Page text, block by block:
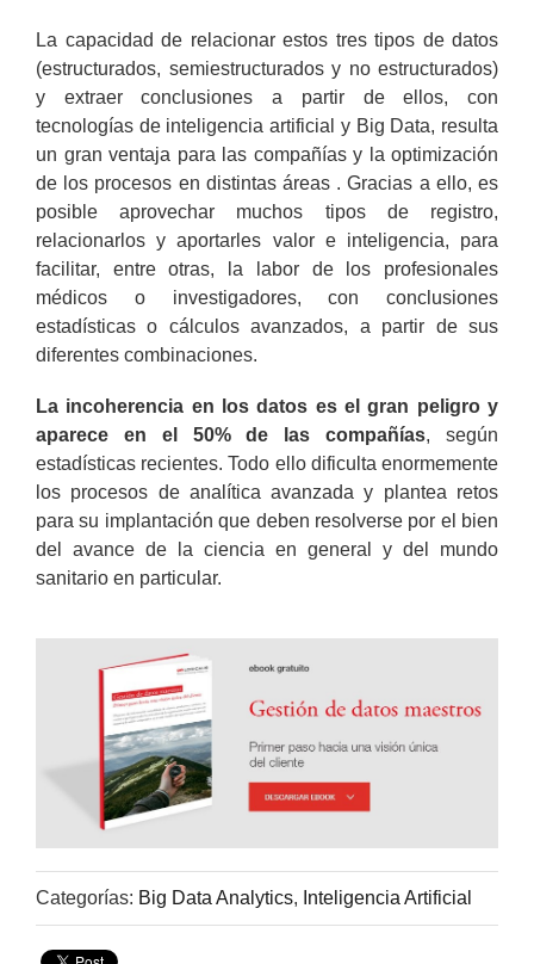
La capacidad de relacionar estos tres tipos de datos
(estructurados, semiestructurados y no estructurados)
y extraer conclusiones a partir de ellos, con
tecnologías de inteligencia artificial y Big Data, resulta
un gran ventaja para las compañías y la optimización
de los procesos en distintas áreas . Gracias a ello, es
posible aprovechar muchos tipos de registro,
relacionarlos y aportarles valor e inteligencia, para
facilitar, entre otras, la labor de los profesionales
médicos o investigadores, con conclusiones
estadísticas o cálculos avanzados, a partir de sus
diferentes combinaciones.
La incoherencia en los datos es el gran peligro y
aparece en el 50% de las compañías, según
estadísticas recientes. Todo ello dificulta enormemente
los procesos de analítica avanzada y plantea retos
para su implantación que deben resolverse por el bien
del avance de la ciencia en general y del mundo
sanitario en particular.
Categorías: Big Data Analytics, Inteligencia Artificial